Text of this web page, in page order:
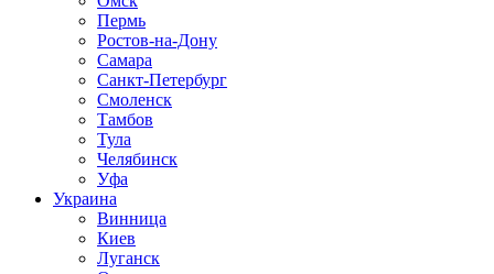
Пермь
Ростов-на-Дону
Самара
Санкт-Петербург
Смоленск
Тамбов
Тула
Челябинск
Уфа
Украина
Винница
Киев
Луганск